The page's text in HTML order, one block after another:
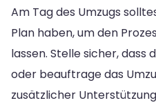
Am Tag des Umzugs
Plan haben, um den
lassen. Stelle sicher, dass
oder beauftrage das
zusätzlicher